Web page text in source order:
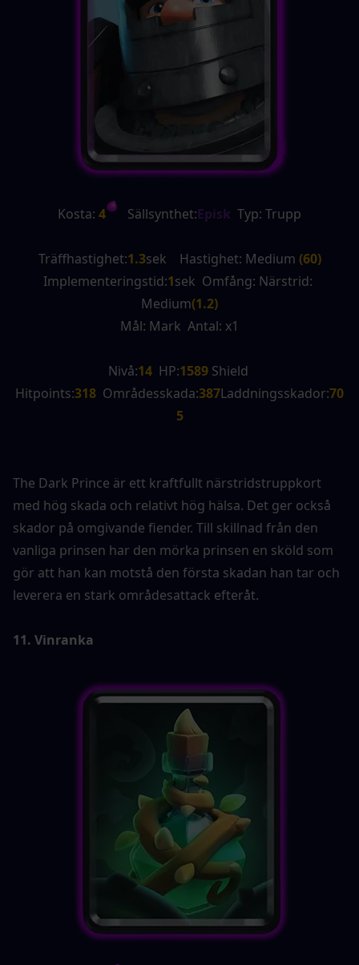
Kosta: 4 Sällsynthet:Episk Typ: Trupp
Träffhastighet:1.3sek    Hastighet: Medium (60)
Implementeringstid:1sek  Omfång: Närstrid:
Medium(1.2)
Mål: Mark  Antal: x1
Nivå:14 HP:1589 Shield
Hitpoints:318 Områdesskada:387Laddningsskador:70
5
The Dark Prince är ett kraftfullt närstridstruppkort
med hög skada och relativt hög hälsa. Det ger också
skador på omgivande fiender. Till skillnad från den
vanliga prinsen har den mörka prinsen en sköld som
gör att han kan motstå den första skadan han tar och
leverera en stark områdesattack efteråt.
11. Vinranka